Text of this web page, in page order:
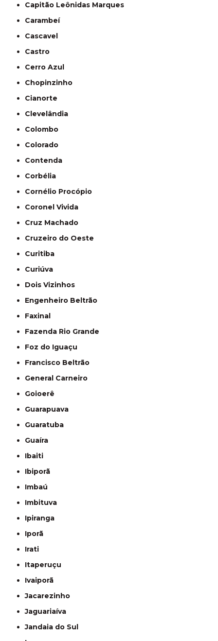
Capitão Leônidas Marques
Carambeí
Cascavel
Castro
Cerro Azul
Chopinzinho
Cianorte
Clevelândia
Colombo
Colorado
Contenda
Corbélia
Cornélio Procópio
Coronel Vivida
Cruz Machado
Cruzeiro do Oeste
Curitiba
Curiúva
Dois Vizinhos
Engenheiro Beltrão
Faxinal
Fazenda Rio Grande
Foz do Iguaçu
Francisco Beltrão
General Carneiro
Goioerê
Guarapuava
Guaratuba
Guaíra
Ibaiti
Ibiporã
Imbaú
Imbituva
Ipiranga
Iporã
Irati
Itaperuçu
Ivaiporã
Jacarezinho
Jaguariaíva
Jandaia do Sul